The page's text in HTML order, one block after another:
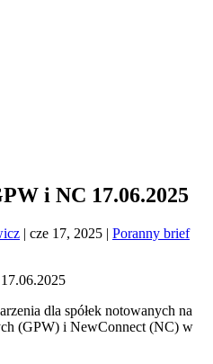
i NC 17.06.2025
| cze 17, 2025 | Poranny brief
dla spółek notowanych na
(GPW) i NewConnect (NC) w